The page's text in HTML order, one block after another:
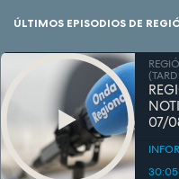
ÚLTIMOS EPISODIOS DE
07/
30:05